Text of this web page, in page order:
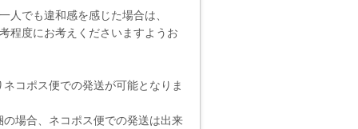
人でも違和感を感じた場合は、
程度にお考えくださいますようお
コポス便での発送が可能となりま
場合、ネコポス便での発送は出来